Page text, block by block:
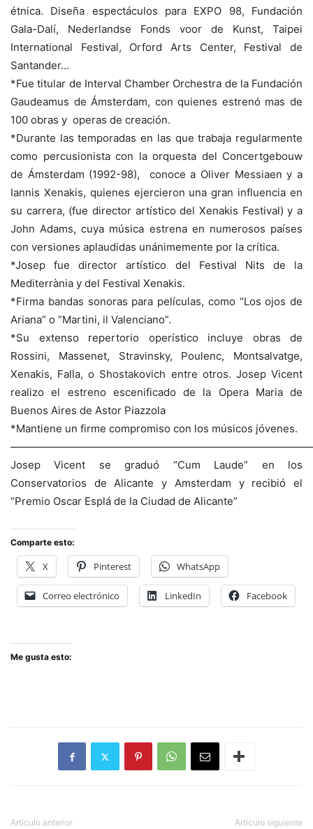
étnica. Diseña espectáculos para EXPO 98, Fundación
Gala-Dalí, Nederlandse Fonds voor de Kunst, Taipei
International Festival, Orford Arts Center, Festival de
Santander…
*Fue titular de Interval Chamber Orchestra de la Fundación
Gaudeamus de Ámsterdam, con quienes estrenó mas de
100 obras y operas de creación.
*Durante las temporadas en las que trabaja regularmente
como percusionista con la orquesta del Concertgebouw
de Ámsterdam (1992-98), conoce a Oliver Messiaen y a
Iannis Xenakis, quienes ejercieron una gran influencia en
su carrera, (fue director artístico del Xenakis Festival) y a
John Adams, cuya música estrena en numerosos países
con versiones aplaudidas unánimemente por la crítica.
*Josep fue director artístico del Festival Nits de la
Mediterrània y del Festival Xenakis.
*Firma bandas sonoras para películas, como “Los ojos de
Ariana” o “Martini, il Valenciano”.
*Su extenso repertorio operístico incluye obras de
Rossini, Massenet, Stravinsky, Poulenc, Montsalvatge,
Xenakis, Falla, o Shostakovich entre otros. Josep Vicent
realizo el estreno escenificado de la Opera Maria de
Buenos Aires de Astor Piazzola
*Mantiene un firme compromiso con los músicos jóvenes.
Josep Vicent se graduó “Cum Laude” en los
Conservatorios de Alicante y Amsterdam y recibió el
“Premio Oscar Esplá de la Ciudad de Alicante”
Comparte esto:
X Pinterest WhatsApp
Correo electrónico LinkedIn Facebook
Me gusta esto:
Artículo anterior Artículo siguiente